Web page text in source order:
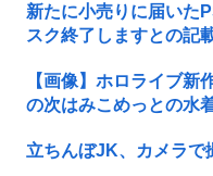
新たに小売りに届いた
スク終了しますとの記
【画像】ホロライブ新
の次はみこめっとの水
立ちんぼJK、カメラで